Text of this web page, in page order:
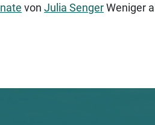
von Julia SengerWeniger